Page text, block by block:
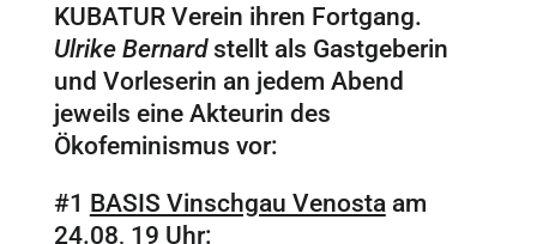
KUBATUR Verein ihren Fortgang.
Ulrike Bernardstellt als Gastgeberin
und Vorleserin an jedem Abend
jeweils eine Akteurin des
Ökofeminismus vor:
#1 BASIS Vinschgau Venostaam
24.08, 19 Uhr: